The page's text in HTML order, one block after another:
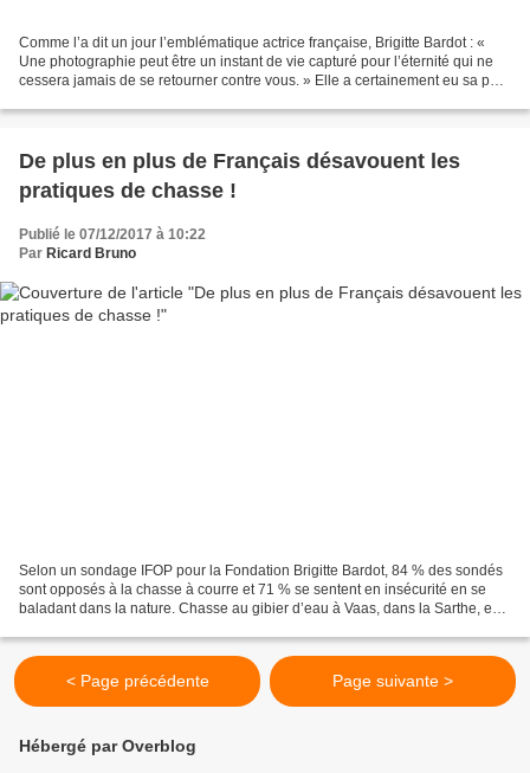
Comme l’a dit un jour l’emblématique actrice française, Brigitte Bardot : «
Une photographie peut être un instant de vie capturé pour l’éternité qui ne
cessera jamais de se retourner contre vous. » Elle a certainement eu sa part
De plus en plus de Français désavouent les
pratiques de chasse !
Publié le 07/12/2017 à 10:22
Par Ricard Bruno
Selon un sondage IFOP pour la Fondation Brigitte Bardot, 84 % des sondés
sont opposés à la chasse à courre et 71 % se sentent en insécurité en se
baladant dans la nature. Chasse au gibier d’eau à Vaas, dans la Sarthe, en
< Page précédente Page suivante >
Hébergé par Overblog